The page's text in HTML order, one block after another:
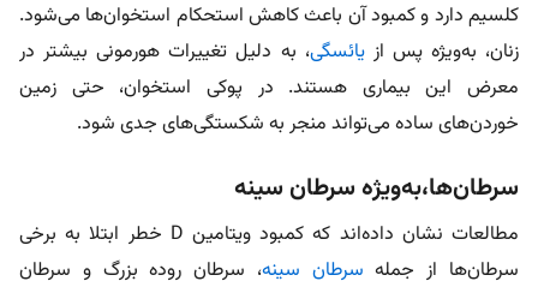
کلسیم دارد و کمبود آن باعث کاهش استحکام استخوان‌ها می‌شود.
زنان، به‌ویژه پس ازیائسگی، به دلیل تغییرات هورمونی بیشتر در
معرض این بیماری هستند. در پوکی استخوان، حتی زمین‌
خوردن‌های ساده می‌تواند منجر به شکستگی‌های جدی شود.
سرطان‌ها،به‌ویژه سرطان سینه
مطالعات نشان داده‌اند که کمبود ویتامین D خطر ابتلا به برخی
سرطان‌ها از جمله سرطان سینه، سرطان روده بزرگ و سرطان